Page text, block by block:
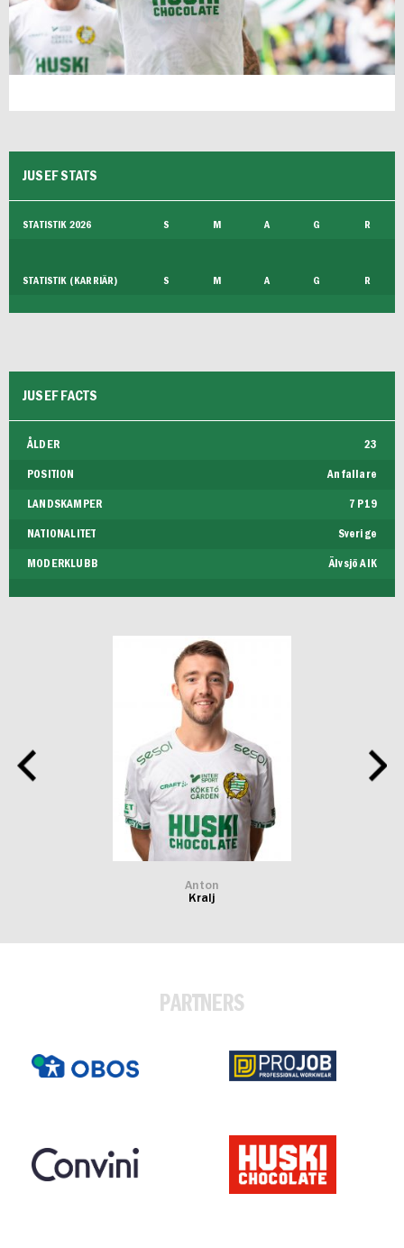
JUSEF STATS
STATISTIK 2026 S M A G R
STATISTIK (KARRIÄR) S M A G R
JUSEF FACTS
ÅLDER 23
POSITION Anfallare
LANDSKAMPER 7 P19
NATIONALITET Sverige
MODERKLUBB Älvsjö AIK
Anton
Kralj
PARTNERS